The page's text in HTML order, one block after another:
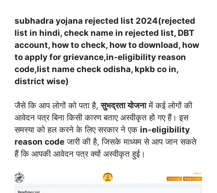
subhadra yojana rejected list 2024(rejected
list in hindi, check name in rejected list, DBT
account, how to check, how to download, how
to apply for grievance,in-eligibility reason
code,list name check odisha, kpkb co in,
district wise)
जैसे कि आप लोगों को पता है,सुभद्रता योजनामें कई लोगों की
आवेदन पत्र बिना किसी कारण बताए अस्वीकृत हो गए हैं। इस
समस्या को हल करने के लिए सरकार ने एक in-eligibility
reason code जारी की है, जिसके माध्यम से आप जान सकते
हैं कि आपकी आवेदन पत्र क्यों अस्वीकृत हुई।